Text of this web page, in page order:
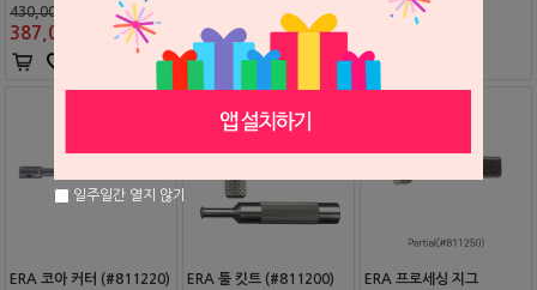
430,000원
387,000 68,000원
120,000원
ERA 코아 커터 (#811220) ERA 툴 킷트 (#811200) ERA 프로세싱 지그
일주일간 열지 않기